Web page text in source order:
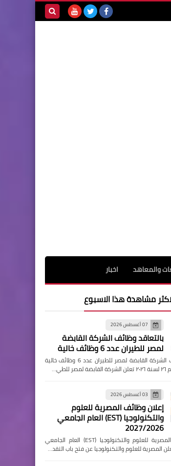
والمعاهد اخبار
مشاهدة هذا الاسبوع
07 أغسطس 2026
بالتعاقد وظائف الشركة القابضة
لمصر للطيران عدد 6 وظائف خالية
بالتعاقد وظائف الشركة القابضة لمصر للطيران عدد 6 وظائف خالية
03 أغسطس 2026
إعلان وظائف المصرية للعلوم
والتكنولوجيا (EST) العام الجامعي
2027/2026
إعلان وظائف المصرية للعلوم والتكنولوجيا (EST) العام الجامعي